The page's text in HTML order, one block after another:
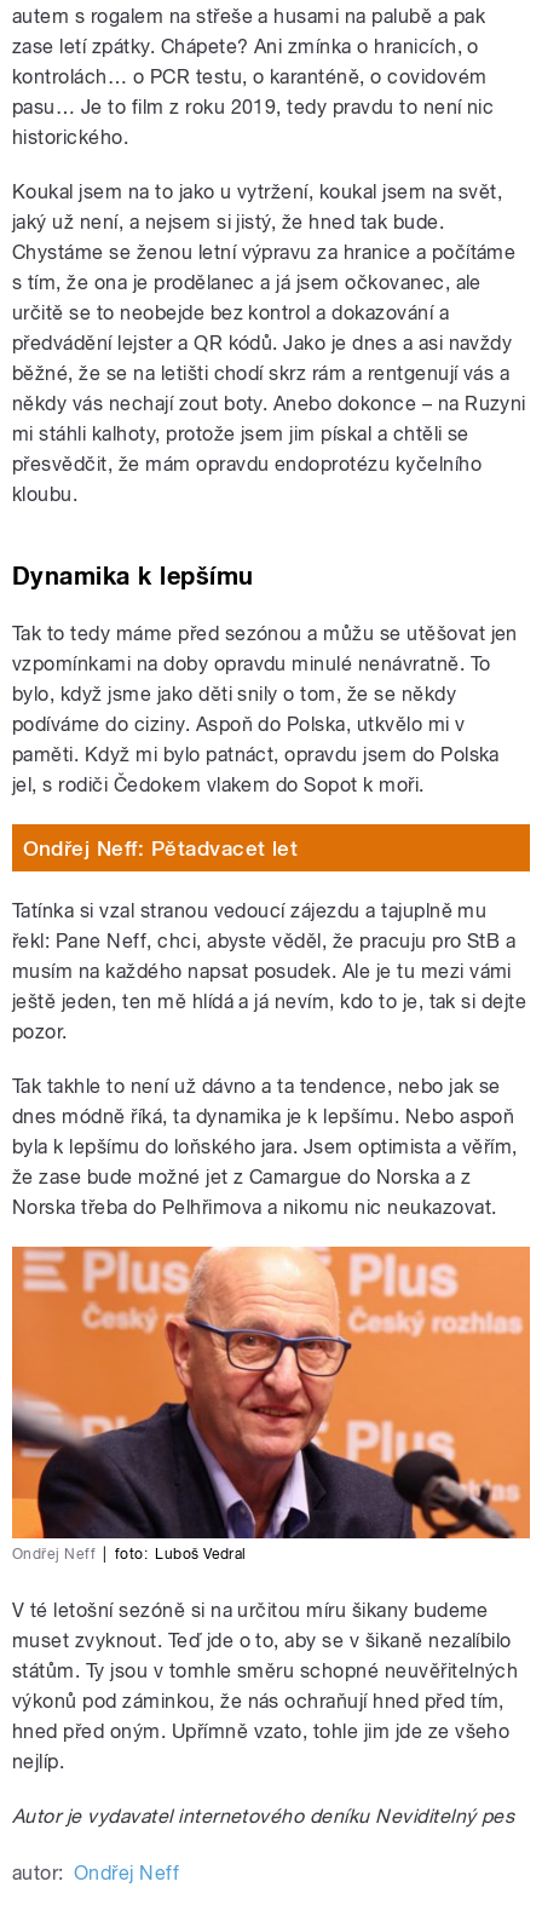
autem s rogalem na střeše a husami na palubě a pak
zase letí zpátky. Chápete? Ani zmínka o hranicích, o
kontrolách… o PCR testu, o karanténě, o covidovém
pasu… Je to film z roku 2019, tedy pravdu to není nic
historického.
Koukal jsem na to jako u vytržení, koukal jsem na svět,
jaký už není, a nejsem si jistý, že hned tak bude.
Chystáme se ženou letní výpravu za hranice a počítáme
s tím, že ona je prodělanec a já jsem očkovanec, ale
určitě se to neobejde bez kontrol a dokazování a
předvádění lejster a QR kódů. Jako je dnes a asi navždy
běžné, že se na letišti chodí skrz rám a rentgenují vás a
někdy vás nechají zout boty. Anebo dokonce – na Ruzyni
mi stáhli kalhoty, protože jsem jim pískal a chtěli se
přesvědčit, že mám opravdu endoprotézu kyčelního
kloubu.
Dynamika k lepšímu
Tak to tedy máme před sezónou a můžu se utěšovat jen
vzpomínkami na doby opravdu minulé nenávratně. To
bylo, když jsme jako děti snily o tom, že se někdy
podíváme do ciziny. Aspoň do Polska, utkvělo mi v
paměti. Když mi bylo patnáct, opravdu jsem do Polska
jel, s rodiči Čedokem vlakem do Sopot k moři.
Ondřej Neff: Pětadvacet let
Tatínka si vzal stranou vedoucí zájezdu a tajuplně mu
řekl: Pane Neff, chci, abyste věděl, že pracuju pro StB a
musím na každého napsat posudek. Ale je tu mezi vámi
ještě jeden, ten mě hlídá a já nevím, kdo to je, tak si dejte
pozor.
Tak takhle to není už dávno a ta tendence, nebo jak se
dnes módně říká, ta dynamika je k lepšímu. Nebo aspoň
byla k lepšímu do loňského jara. Jsem optimista a věřím,
že zase bude možné jet z Camargue do Norska a z
Norska třeba do Pelhřimova a nikomu nic neukazovat.
Ondřej Neff foto: Luboš Vedral
V té letošní sezóně si na určitou míru šikany budeme
muset zvyknout. Teď jde o to, aby se v šikaně nezalíbilo
státům. Ty jsou v tomhle směru schopné neuvěřitelných
výkonů pod záminkou, že nás ochraňují hned před tím,
hned před oným. Upřímně vzato, tohle jim jde ze všeho
nejlíp.
Autor je vydavatel internetového deníku Neviditelný pes
autor: Ondřej Neff